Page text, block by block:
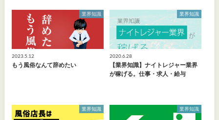
業界知識
2023.5.12
もう風俗なんて辞めたい
業界知識
2020.6.28
【業界知識】ナイトレジャー業界
が稼げる。仕事・求人・給与
業界知識 業界知識